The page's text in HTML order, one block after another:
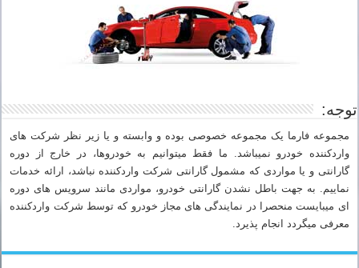
توجه:
مجموعه فارما یک مجموعه خصوصی بوده و وابسته و یا زیر نظر شرکت های
واردکننده خودرو نمیباشد. ما فقط میتوانیم به خودروها، در خارج از دوره
گارانتی و یا مواردی که مشمول گارانتی شرکت واردکننده نباشد، ارائه خدمات
نماییم. به جهت باطل نشدن گارانتی خودرو، مواردی مانند سرویس های دوره
ای میبایست منحصرا در نمایندگی های مجاز خودرو که توسط شرکت واردکننده
معرفی میگردد انجام پذیرد.